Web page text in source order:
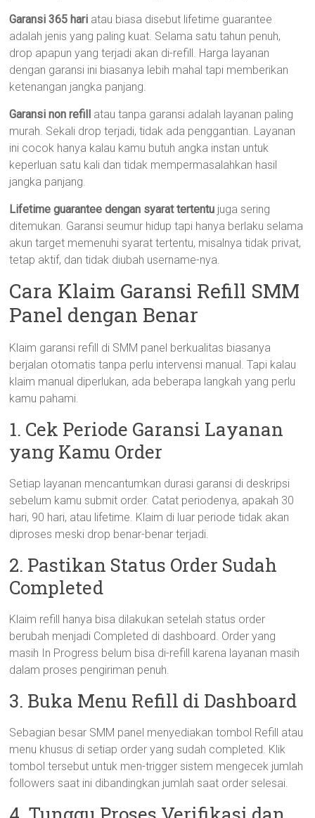
Garansi 365 hari atau biasa disebut lifetime guarantee
adalah jenis yang paling kuat. Selama satu tahun penuh,
drop apapun yang terjadi akan di-refill. Harga layanan
dengan garansi ini biasanya lebih mahal tapi memberikan
ketenangan jangka panjang.
Garansi non refill atau tanpa garansi adalah layanan paling
murah. Sekali drop terjadi, tidak ada penggantian. Layanan
ini cocok hanya kalau kamu butuh angka instan untuk
keperluan satu kali dan tidak mempermasalahkan hasil
jangka panjang.
Lifetime guarantee dengan syarat tertentu juga sering
ditemukan. Garansi seumur hidup tapi hanya berlaku selama
akun target memenuhi syarat tertentu, misalnya tidak privat,
tetap aktif, dan tidak diubah username-nya.
Cara Klaim Garansi Refill SMM
Panel dengan Benar
Klaim garansi refill di SMM panel berkualitas biasanya
berjalan otomatis tanpa perlu intervensi manual. Tapi kalau
klaim manual diperlukan, ada beberapa langkah yang perlu
kamu pahami.
1. Cek Periode Garansi Layanan
yang Kamu Order
Setiap layanan mencantumkan durasi garansi di deskripsi
sebelum kamu submit order. Catat periodenya, apakah 30
hari, 90 hari, atau lifetime. Klaim di luar periode tidak akan
diproses meski drop benar-benar terjadi.
2. Pastikan Status Order Sudah
Completed
Klaim refill hanya bisa dilakukan setelah status order
berubah menjadi Completed di dashboard. Order yang
masih In Progress belum bisa di-refill karena layanan masih
dalam proses pengiriman penuh.
3. Buka Menu Refill di Dashboard
Sebagian besar SMM panel menyediakan tombol Refill atau
menu khusus di setiap order yang sudah completed. Klik
tombol tersebut untuk men-trigger sistem mengecek jumlah
followers saat ini dibandingkan jumlah saat order selesai.